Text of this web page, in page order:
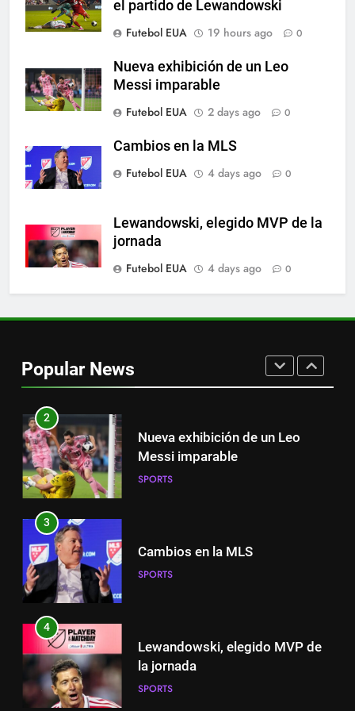
el partido de Lewandowski
Futebol EUA
19 hours ago 0
Nueva exhibición de un Leo
Messi imparable
Futebol EUA
2 days ago 0
Cambios en la MLS
Futebol EUA
4 days ago 0
Lewandowski, elegido MVP de la
jornada
Futebol EUA
4 days ago 0
Popular News
é conhecida
SPORTS
7
Exibição: duas assistências de
Leo Messi e hat-trick de Luis
SPORTS
Austin dispensa sua equipe
espanhola
SPORTS
el partido de Lewandowski
2
Nueva exhibición de un Leo
Messi imparable
SPORTS
3
Cambios en la MLS
SPORTS
4
Lewandowski, elegido MVP de
la jornada
SPORTS